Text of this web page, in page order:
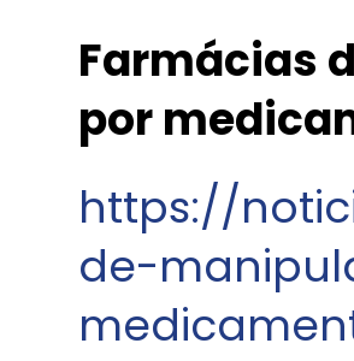
Farmácias
por
https://
de-